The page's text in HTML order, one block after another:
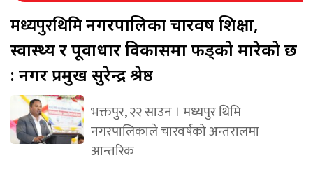
मध्यपुरथिमिनगरपालिका चारवर्ष शिक्षा,
स्वास्थ्य र पूर्वाधार विकासमा फड्को मारेको छ
: नगर प्रमुख सुरेन्द्र श्रेष्ठ
भक्तपुर, २२ साउन । मध्यपुर थिमि
नगरपालिकाले चारवर्षको अन्तरालमा
आन्तरिक